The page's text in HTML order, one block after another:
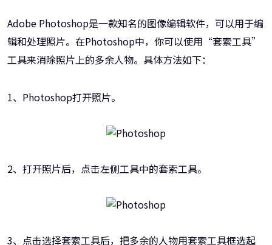
Adobe Photoshop是一款知名的图像编辑软件，可以用于编
辑和处理照片。在Photoshop中，你可以使用“套索工具”
工具来消除照片上的多余人物。具体方法如下：
1、Photoshop打开照片。
2、打开照片后，点击左侧工具中的套索工具。
3、点击选择套索工具后，把多余的人物用套索工具框选起